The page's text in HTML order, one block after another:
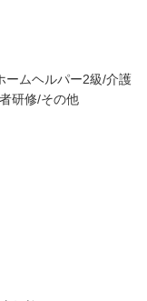
ームヘルパー2級/介護
研修/その他